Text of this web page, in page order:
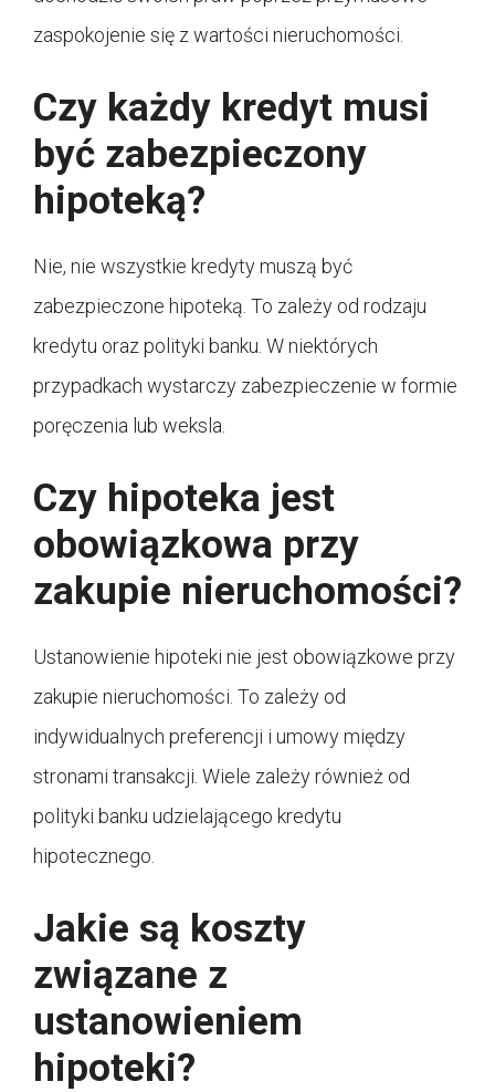
zaspokojenie się z wartości nieruchomości.
Czy każdy kredyt musi
być zabezpieczony
hipoteką?
Nie, nie wszystkie kredyty muszą być
zabezpieczone hipoteką. To zależy od rodzaju
kredytu oraz polityki banku. W niektórych
przypadkach wystarczy zabezpieczenie w formie
poręczenia lub weksla.
Czy hipoteka jest
obowiązkowa przy
zakupie nieruchomości?
Ustanowienie hipoteki nie jest obowiązkowe przy
zakupie nieruchomości. To zależy od
indywidualnych preferencji i umowy między
stronami transakcji. Wiele zależy również od
polityki banku udzielającego kredytu
hipotecznego.
Jakie są koszty
związane z
ustanowieniem
hipoteki?